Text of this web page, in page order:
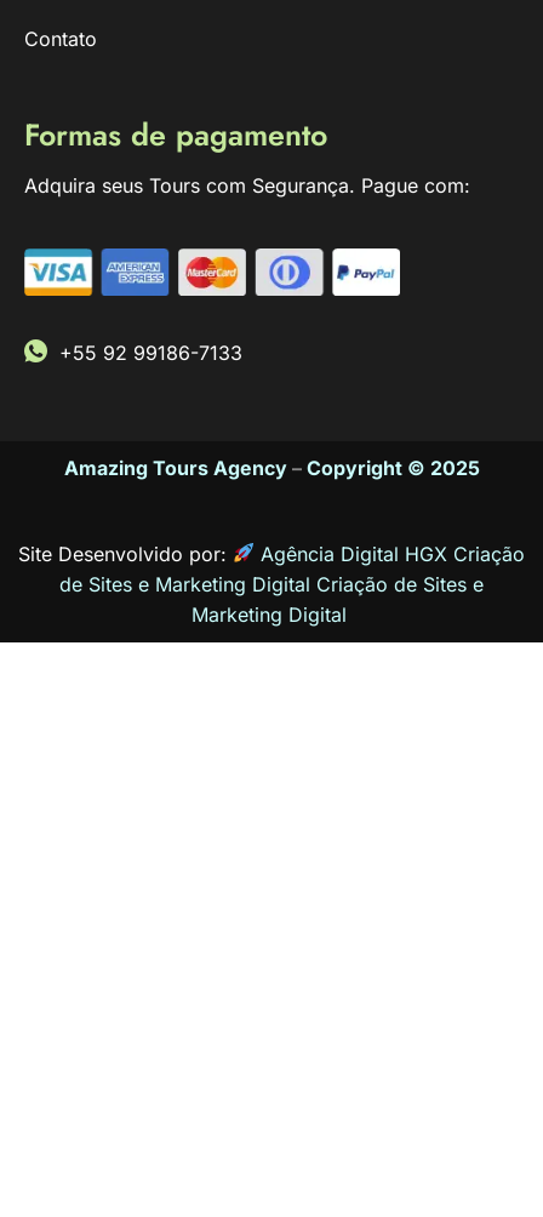
Contato
Formas de pagamento
Adquira seus Tours com Segurança. Pague com:
+55 92 99186-7133
Amazing Tours Agency– Copyright © 2025
Site Desenvolvido por:
Agência Digital HGX Criação
de Sites e Marketing Digital Criação de Sites e
Marketing Digital